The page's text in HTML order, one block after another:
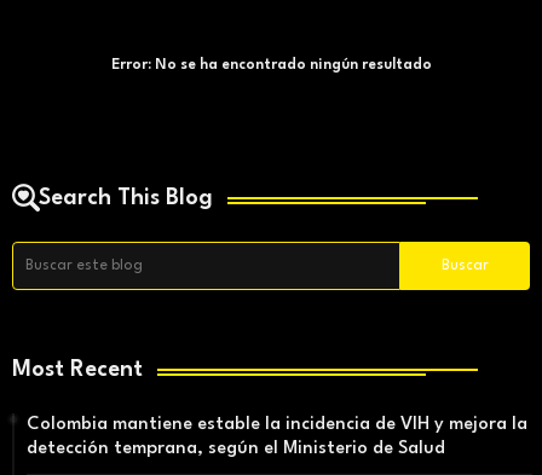
Error:No se ha encontrado ningún resultado
Search This Blog
Most Recent
Colombia mantiene estable la incidencia de VIH y mejora la
detección temprana, según el Ministerio de Salud